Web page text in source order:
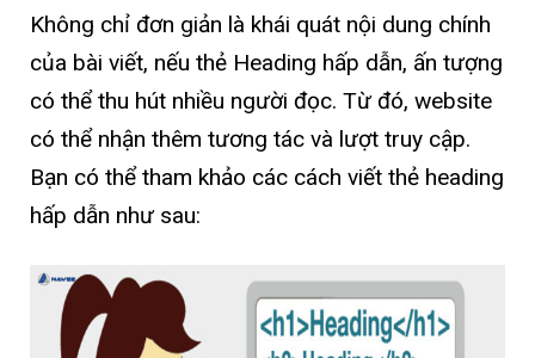
Không chỉ đơn giản là khái quát nội dung chính
của bài viết, nếu thẻ Heading hấp dẫn, ấn tượng
có thể thu hút nhiều người đọc. Từ đó, website
có thể nhận thêm tương tác và lượt truy cập.
Bạn có thể tham khảo các cách viết thẻ heading
hấp dẫn như sau: